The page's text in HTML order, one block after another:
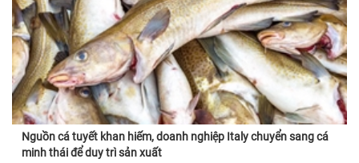
Nguồn cá tuyết khan hiếm, doanh nghiệp Italy chuyển sang cá
minh thái để duy trì sản xuất